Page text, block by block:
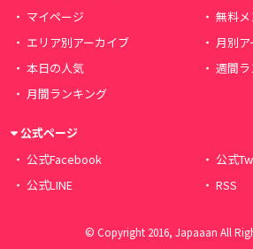
マイページ
無料
エリア別アーカイブ
月別
本日の人気
週間
月間ランキング
公式ページ
公式Facebook
公式
公式LINE
RSS
© Copyright 2016, Japaaan All